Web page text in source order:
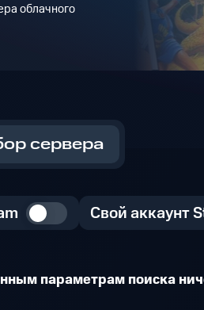
облачного
сервера
Свой аккаунт
параметрам поиска